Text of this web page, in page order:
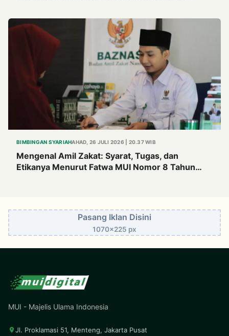
BIMBINGAN SYARIAHAHAD, 26 JULI 2026 | 20.37 WIB
Mengenal Amil Zakat: Syarat, Tugas, dan
Etikanya Menurut Fatwa MUI Nomor 8 Tahun
Pasang Iklan Disini
1070x225 px
MUI - Majelis Ulama Indonesia
Jl. Proklamasi 51, Menteng, Jakarta Pusat